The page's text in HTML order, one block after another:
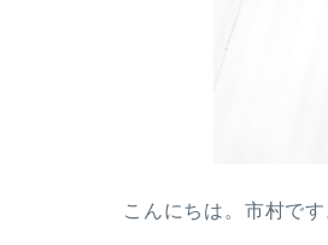
こんにちは。市村です